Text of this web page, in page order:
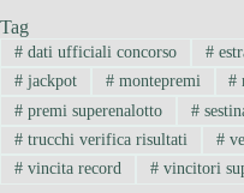
Tag
#dati ufficiali concorso #
#jackpot #montepremi #
#premi superenalotto #
#trucchi verifica risultati #
#vincita record #vincitori